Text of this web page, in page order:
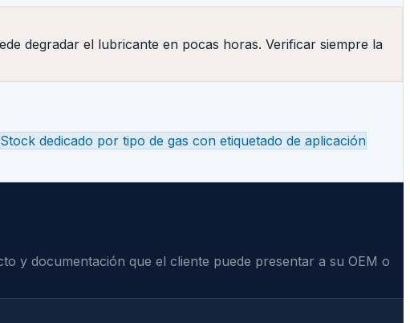
degradar el lubricante en pocas horas. Verificar siempre la
Stock dedicado por tipo de gas con etiquetado de aplicación
y documentación que el cliente puede presentar a su OEM o